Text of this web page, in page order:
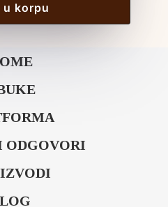
u korpu
ODGOVORI